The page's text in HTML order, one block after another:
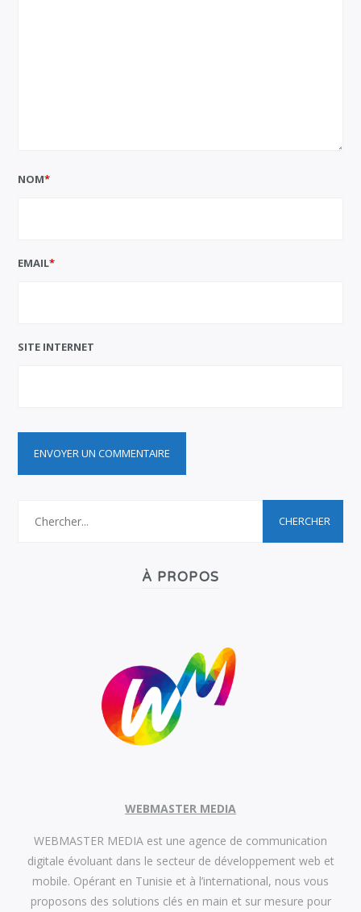
NOM*
EMAIL*
SITE INTERNET
À PROPOS
WEBMASTER MEDIA
WEBMASTER MEDIA est une agence de communication
digitale évoluant dans le secteur de développement web et
mobile. Opérant en Tunisie et à l’international, nous vous
proposons des solutions clés en main et sur mesure pour